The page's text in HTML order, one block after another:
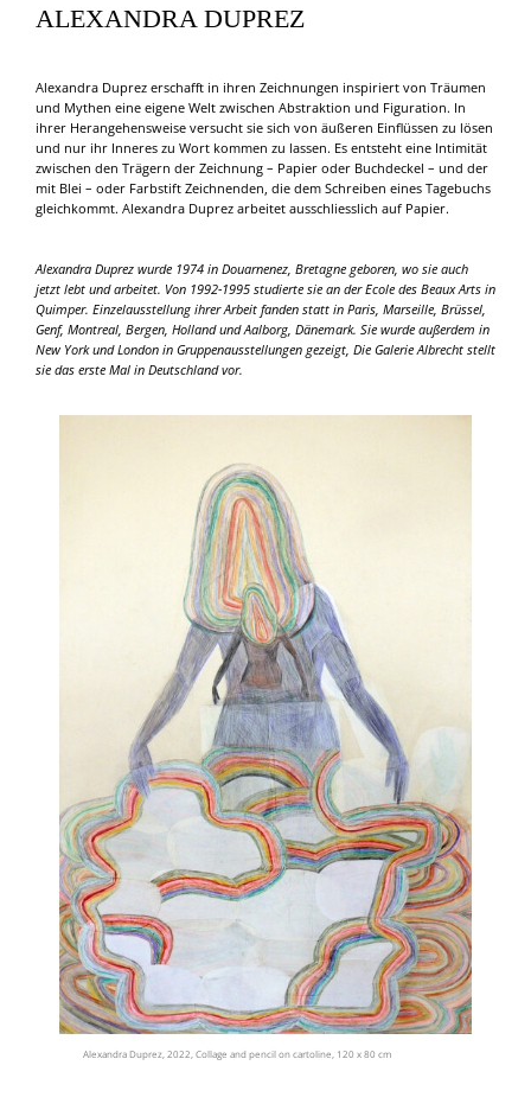
ALEXANDRA DUPREZ
Alexandra Duprez erschafft in ihren Zeichnungen inspiriert von Träumen
und Mythen eine eigene Welt zwischen Abstraktion und Figuration. In
ihrer Herangehensweise versucht sie sich von äußeren Einflüssen zu lösen
und nur ihr Inneres zu Wort kommen zu lassen. Es entsteht eine Intimität
zwischen den Trägern der Zeichnung – Papier oder Buchdeckel – und der
mit Blei – oder Farbstift Zeichnenden, die dem Schreiben eines Tagebuchs
gleichkommt. Alexandra Duprez arbeitet ausschliesslich auf Papier.
Alexandra Duprez wurde 1974 in Douarnenez, Bretagne geboren, wo sie auch
jetzt lebt und arbeitet. Von 1992-1995 studierte sie an der Ecole des Beaux Arts in
Quimper. Einzelausstellung ihrer Arbeit fanden statt in Paris, Marseille, Brüssel,
Genf, Montreal, Bergen, Holland und Aalborg, Dänemark. Sie wurde außerdem in
New York und London in Gruppenausstellungen gezeigt, Die Galerie Albrecht stellt
sie das erste Mal in Deutschland vor.
Alexandra Duprez, 2022, Collage and pencil on cartoline, 120 x 80 cm